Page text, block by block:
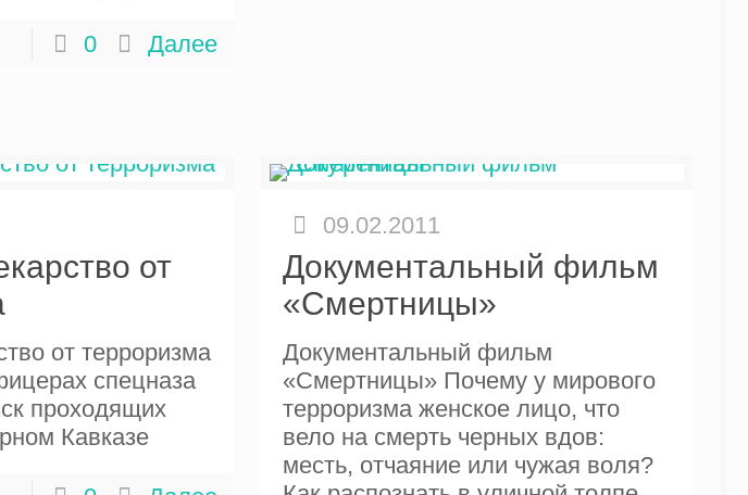
0 Далее
от
от терроризма
спецназа
проходящих
Кавказе
09.02.2011
Документальный фильм
«Смертницы»
Документальный фильм
«Смертницы» Почему у мирового
терроризма женское лицо, что
вело на смерть черных вдов:
месть, отчаяние или чужая воля?